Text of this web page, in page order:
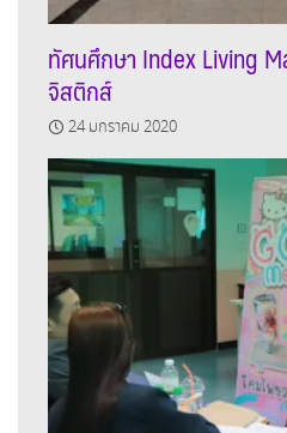
ทัศนศึกษา Index Living
จิสติกส์
24 มกราคม 2020